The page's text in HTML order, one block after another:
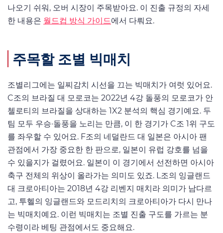
나오기 쉬워, 오버 시장이 주목받아요. 이 진출 규정의 자세
한 내용은 월드컵 방식 가이드에서 다뤄요.
주목할 조별 빅매치
조별리그에는 일찌감치 시선을 끄는 빅매치가 여럿 있어요.
C조의 브라질 대 모로코는 2022년 4강 돌풍의 모로코가 안
첼로티의 브라질을 상대하는 1X2 분석의 핵심 경기예요. 두
팀 모두 우승·돌풍을 노리는 만큼, 이 한 경기가 C조 1위 구도
를 좌우할 수 있어요. F조의 네덜란드 대 일본은 아시아 팬
관점에서 가장 중요한 한 판으로, 일본이 유럽 강호를 넘을
수 있을지가 걸렸어요. 일본이 이 경기에서 선전하면 아시아
축구 전체의 위상이 올라가는 의미도 있죠. L조의 잉글랜드
대 크로아티아는 2018년 4강 리벤지 매치라 의미가 남다르
고, 투헬의 잉글랜드와 모드리치의 크로아티아가 다시 만나
는 빅매치예요. 이런 빅매치는 조별 진출 구도를 가르는 분
수령이라 베팅 관점에서도 중요해요.